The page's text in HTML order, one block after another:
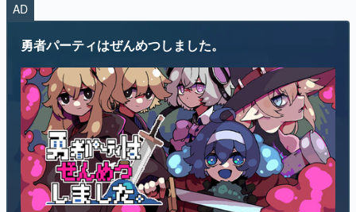
女性向け
アプリレビュー
その他
電ファミニコゲーマーとは？
AD
勇者パーティはぜんめつしました。